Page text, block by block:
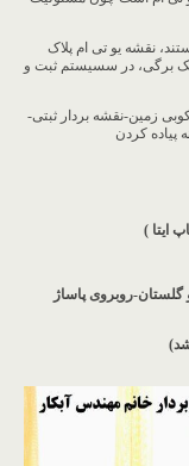
نقشه یو تی ام پلاک
تک برگی، در سسیستم ثبت و
زمین-نقشه بردار ثبتی-
پیاده کردن
روبروی پاساژ
)